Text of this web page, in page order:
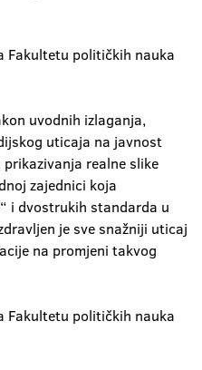
uvodnih izlaganja,
uticaja na javnost
prikazivanja realne slike
zajednici koja
i dvostrukih standarda u
je sve snažniji uticaj
na promjeni takvog